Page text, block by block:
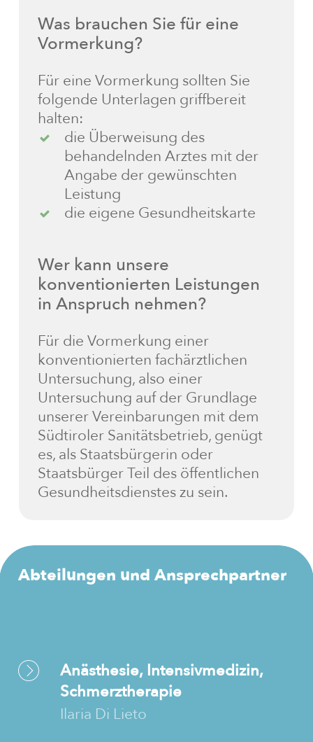
Was brauchen Sie für eine
Vormerkung?
Für eine Vormerkung sollten Sie
folgende Unterlagen griffbereit
halten:
die Überweisung des
behandelnden Arztes mit der
Angabe der gewünschten
Leistung
die eigene Gesundheitskarte
Wer kann unsere
konventionierten Leistungen
in Anspruch nehmen?
Für die Vormerkung einer
konventionierten fachärztlichen
Untersuchung, also einer
Untersuchung auf der Grundlage
unserer Vereinbarungen mit dem
Südtiroler Sanitätsbetrieb, genügt
es, als Staatsbürgerin oder
Staatsbürger Teil des öffentlichen
Gesundheitsdienstes zu sein.
Abteilungen und Ansprechpartner
Anästhesie, Intensivmedizin,
Schmerztherapie
Ilaria Di Lieto